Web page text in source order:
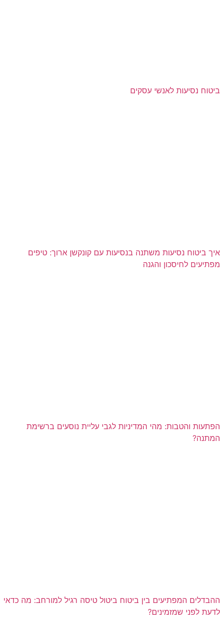
ביטוח נסיעות לאנשי עסקים
איך ביטוח נסיעות משתנה בנסיעות עם קונקשן ארוך: טיפים
מפתיעים לחיסכון והגנה
הפתעות והטבות: מהי המדיניות לגבי עליית נוסעים ברשימת
המתנה?
ההבדלים המפתיעים בין ביטוח ביטול טיסה רגיל למורחב: מה כדאי
לדעת לפני שמזמינים?